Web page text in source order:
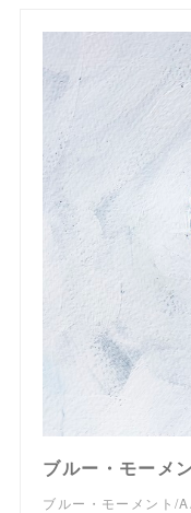
ブルー・モーメント/